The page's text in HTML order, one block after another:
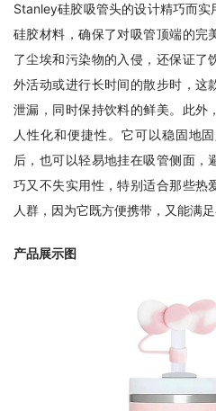
Stanley硅胶吸管头的设计精巧而
硅胶材料，确保了对吸管顶端的完
了尘埃和污染物的入侵，还保证了
外活动或进行长时间的散步时，这
泄漏，同时保持饮料的鲜美。此外
人性化和便捷性。它可以稳固地
后，也可以轻易地挂在吸管侧面，
巧又不失实用性，特别适合那些热
人群，因为它既方便携带，又能满
产品展示图